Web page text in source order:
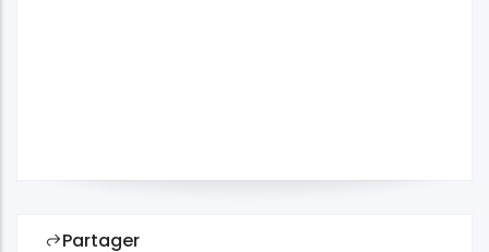
Partager